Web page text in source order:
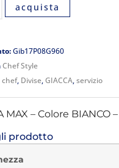
acquista
Gib17P08G960
Chef Style
chef, Divise,GIACCA,servizio
MAX – Colore BIANCO
prodotto